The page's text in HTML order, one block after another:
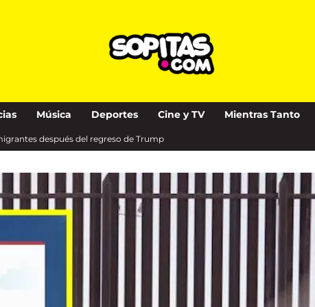
Música Deportes Cine y TV Mientras Tanto
después del regreso de Trump